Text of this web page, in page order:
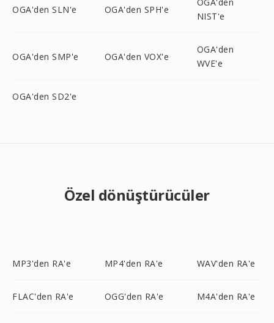
OGA'den SLN'e OGA'den SPH'e
NIST'e
OGA'den SMP'e OGA'den VOX'e
OGA'den
WVE'e
OGA'den SD2'e
Özel dönüştürücüler
MP3'den RA'e MP4'den RA'e WAV'den RA'e
FLAC'den RA'e OGG'den RA'e M4A'den RA'e